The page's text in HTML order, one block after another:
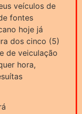
veículos de
fontes
hoje já
dos cinco (5)
de veiculação
hora,